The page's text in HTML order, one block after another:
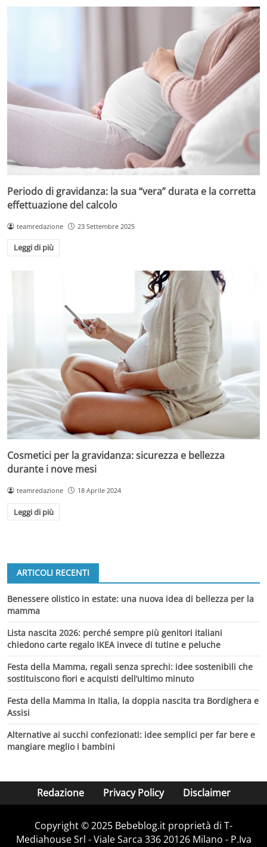
Periodo di gravidanza: la sua “vera” durata e la corretta
effettuazione del calcolo
teamredazione 23 Settembre 2025
Leggi di più
Cosmetici per la gravidanza: sicurezza e bellezza
durante i nove mesi
teamredazione 18 Aprile 2024
Leggi di più
ARTICOLI RECENTI
Benessere olistico in estate: una nuova idea di bellezza per la
mamma
Lista nascita 2026: perché sempre più genitori italiani
chiedono carte regalo IKEA invece di tutine e peluche
Festa della Mamma, regali senza sprechi: idee sostenibili che
sostituiscono fiori e acquisti dell’ultimo minuto
Festa della Mamma in Italia, la doppia nascita tra Bordighera e
Assisi
Alternative ai succhi confezionati: idee semplici per far bere e
mangiare meglio i bambini
Redazione Privacy Policy Disclaimer
Copyright © 2025 Bebeblog.it proprietà di T-
Mediahouse Srl - Viale Sarca 336 20126 Milano - P.Iva